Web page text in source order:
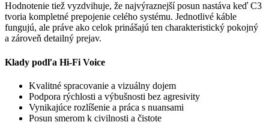
Hodnotenie tiež vyzdvihuje, že najvýraznejší posun nastáva keď C3
tvoria kompletné prepojenie celého systému. Jednotlivé káble
fungujú, ale práve ako celok prinášajú ten charakteristický pokojný
a zároveň detailný prejav.
Klady podľa Hi-Fi Voice
Kvalitné spracovanie a vizuálny dojem
Podpora rýchlosti a výbušnosti bez agresivity
Vynikajúce rozlíšenie a práca s nuansami
Posun smerom k civilnosti a čistote